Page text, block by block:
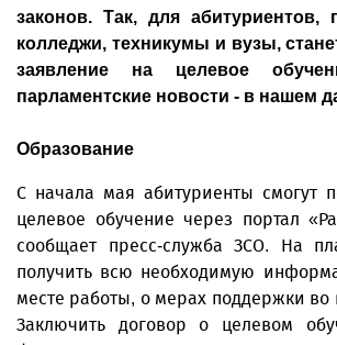
законов. Так, для абитуриентов,
колледжи, техникумы и вузы,
заявление на целевое
парламентские новости - в нашем
Образование
С начала мая абитуриенты смогут
целевое обучение через портал
сообщает пресс-служба ЗСО. На
получить всю необходимую
месте работы, о мерах поддержки во
Заключить договор о целевом